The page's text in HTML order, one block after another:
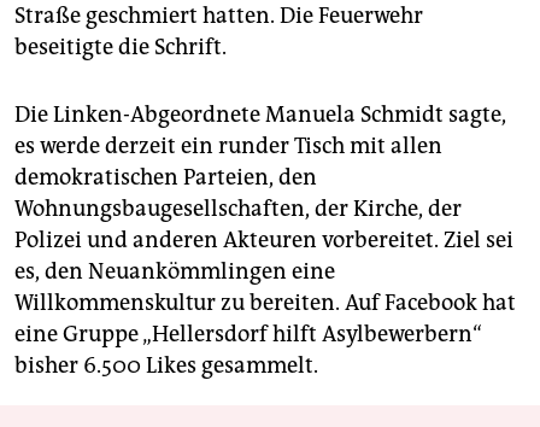
Straße geschmiert hatten. Die Feuerwehr
beseitigte die Schrift.
Die Linken-Abgeordnete Manuela Schmidt sagte,
es werde derzeit ein runder Tisch mit allen
demokratischen Parteien, den
Wohnungsbaugesellschaften, der Kirche, der
Polizei und anderen Akteuren vorbereitet. Ziel sei
es, den Neuankömmlingen eine
Willkommenskultur zu bereiten. Auf Facebook hat
eine Gruppe „Hellersdorf hilft Asylbewerbern“
bisher 6.500 Likes gesammelt.